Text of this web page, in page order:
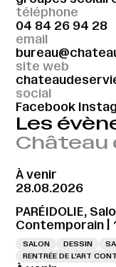
téléphone
04 84 26 94 28
email
site web
social
Facebook
Les
Château
À venir
28.08.2026
PARÉIDOLIE,
Contemporain |
SALON DESSIN
RENTRÉE DE L'ART